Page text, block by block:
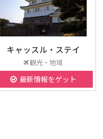
キャッスル・ステイ
観光・地域
最新情報をゲット